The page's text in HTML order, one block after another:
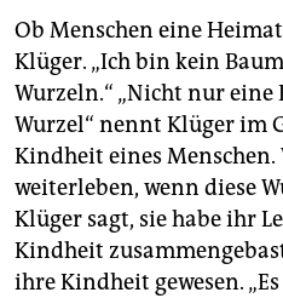
Ob Menschen eine
Klüger. „Ich bin kein
Wurzeln.“ „Nicht nur eine
Wurzel“ nennt Klüger im
Kindheit eines
weiterleben, wenn diese
Klüger sagt, sie habe ihr
Kindheit
ihre Kindheit gewesen.